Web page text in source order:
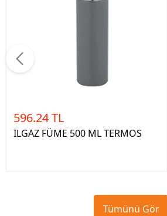
596.24 TL
ILGAZ FÜME 500 ML TERMOS
Tümünü Gör